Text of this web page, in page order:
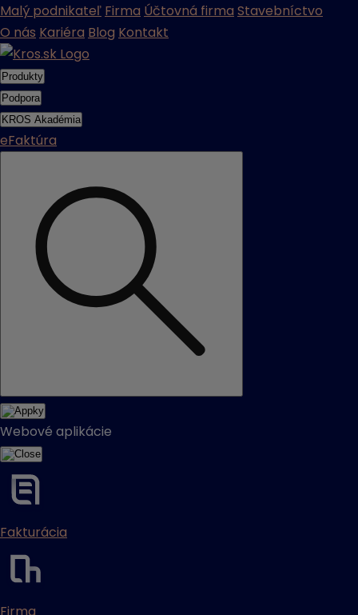
Malý podnikateľ Firma Účtovná firma Stavebníctvo
O nás Kariéra Blog Kontakt
Produkty
Podpora
KROS Akadémia
eFaktúra
Webové aplikácie
Fakturácia